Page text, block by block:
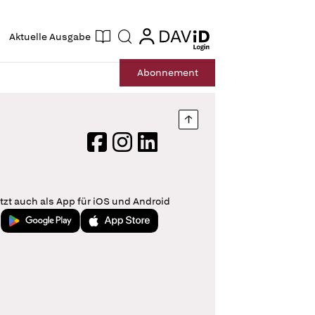
Aktuelle Ausgabe Suche login
login
Abonnement
Nach oben springen
FacebookInstagram
LinkedIn
auch als App für iOS und Android
Jetzt bei Google PlayLaden im App Store